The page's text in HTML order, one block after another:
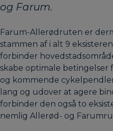
og Farum.
Farum-Allerødruten er
stammen af i alt 9
forbinder
skabe optimale betingelser
og kommende
lang og udover at agere
forbinder den også to
nemlig Allerød- og